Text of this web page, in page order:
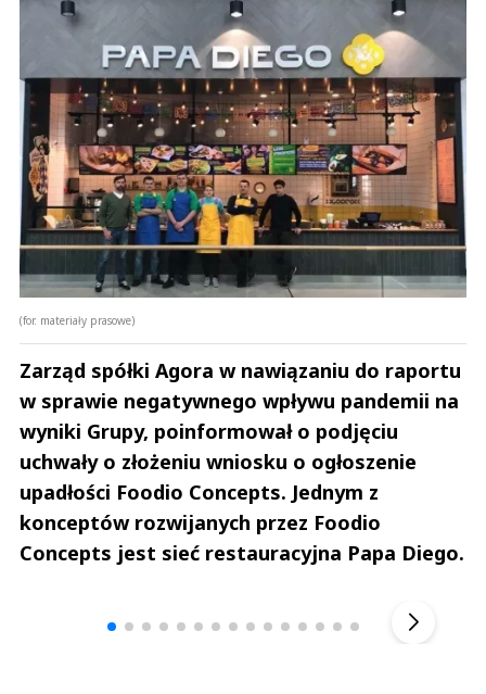
(for. materiały prasowe)
Zarząd spółki Agora w nawiązaniu do raportu
w sprawie negatywnego wpływu pandemii na
wyniki Grupy, poinformował o podjęciu
uchwały o złożeniu wniosku o ogłoszenie
upadłości Foodio Concepts. Jednym z
konceptów rozwijanych przez Foodio
Concepts jest sieć restauracyjna Papa Diego.